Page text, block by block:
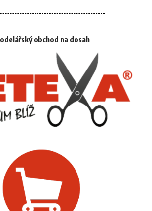
obchod na dosah